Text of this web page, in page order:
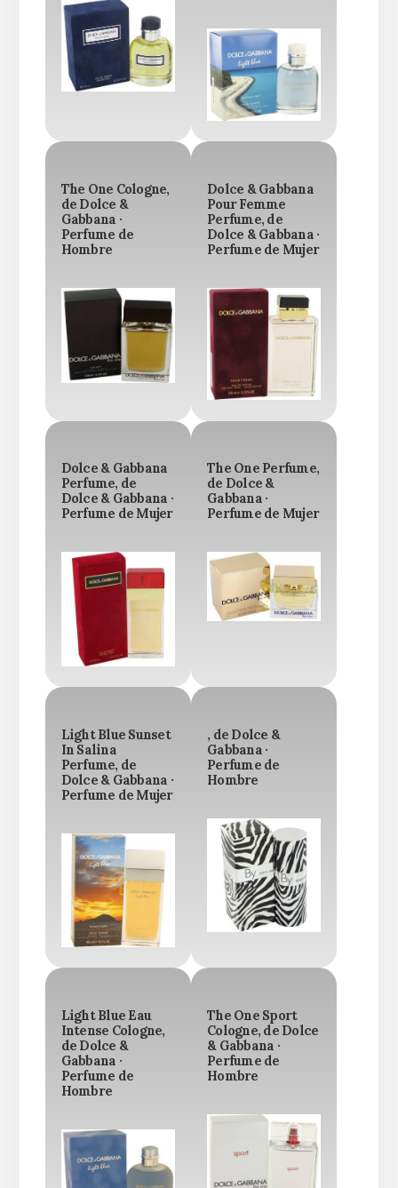
The One Cologne,
de Dolce &
Gabbana ·
Perfume de
Hombre
Dolce & Gabbana
Pour Femme
Perfume, de
Dolce & Gabbana ·
Perfume de Mujer
Dolce & Gabbana
Perfume, de
Dolce & Gabbana ·
Perfume de Mujer
The One Perfume,
de Dolce &
Gabbana ·
Perfume de Mujer
Light Blue Sunset
In Salina
Perfume, de
Dolce & Gabbana ·
Perfume de Mujer
, de Dolce &
Gabbana ·
Perfume de
Hombre
Light Blue Eau
Intense Cologne,
de Dolce &
Gabbana ·
Perfume de
Hombre
The One Sport
Cologne, de Dolce
& Gabbana ·
Perfume de
Hombre